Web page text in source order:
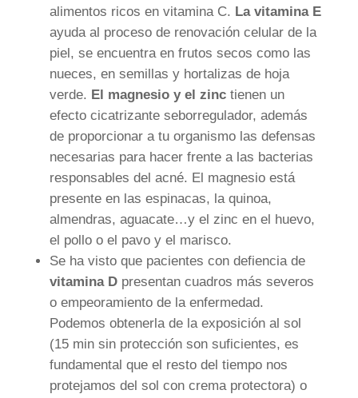
alimentos ricos en vitamina C. La vitamina E
ayuda al proceso de renovación celular de la
piel, se encuentra en frutos secos como las
nueces, en semillas y hortalizas de hoja
verde. El magnesio y el zinctienen un
efecto cicatrizante seborregulador, además
de proporcionar a tu organismo las defensas
necesarias para hacer frente a las bacterias
responsables del acné. El magnesioestá
presente en las espinacas, la quinoa,
almendras, aguacate…y el zinc en el huevo,
el pollo o el pavo y el marisco.
Se ha visto que pacientes con defiencia de
vitamina Dpresentan cuadros más severos
o empeoramiento de la enfermedad.
Podemos obtenerla de la exposición al sol
(15 min sin protección son suficientes, es
fundamental que el resto del tiempo nos
protejamos del sol con crema protectora) o